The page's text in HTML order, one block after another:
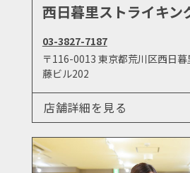
西日暮里ストライキン
03-3827-7187
〒116-0013 東京都荒川区西日
藤ビル202
店舗詳細を見る